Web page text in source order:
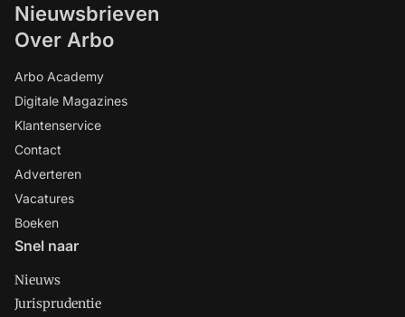
Nieuwsbrieven
Over Arbo
Arbo Academy
Digitale Magazines
Klantenservice
Contact
Adverteren
Vacatures
Boeken
Snel naar
Nieuws
Jurisprudentie